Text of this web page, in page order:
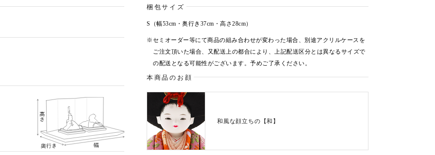
梱包サイズ
S（幅53cm・奥行き37cm・高さ28cm）
※セミオーダー等にて商品の組み合わせが変わった場合、別途アクリルケースを
ご注文頂いた場合、又配送上の都合により、上記配送区分とは異なるサイズで
の配送となる可能性がございます。予めご了承ください。
本商品のお顔
和風な顔立ちの【和】